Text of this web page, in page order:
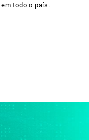
todo o país.